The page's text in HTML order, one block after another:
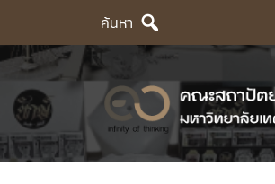
content
ค้นหา